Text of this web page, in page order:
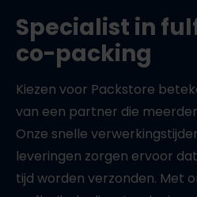
Specialist in
co-packing
Kiezen voor Packstore
van een partner die
Onze snelle
leveringen zorgen ervoor
tijd worden verzonden. Met